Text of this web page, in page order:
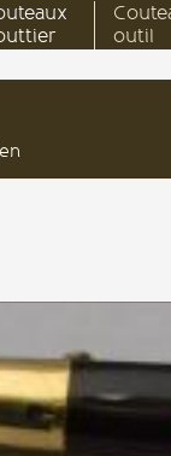
outil